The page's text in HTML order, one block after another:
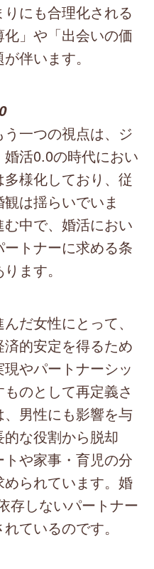
にも合理化される
」や「出会いの価
伴います。
一つの視点は、ジ
活0.0の時代におい
様化しており、従
は揺らいでいま
中で、婚活におい
トナーに求める条
ます。
だ女性にとって、
的安定を得るため
やパートナーシッ
のとして再定義さ
男性にも影響を与
な役割から脱却
や家事・育児の分
られています。婚
存しないパートナー
ているのです。